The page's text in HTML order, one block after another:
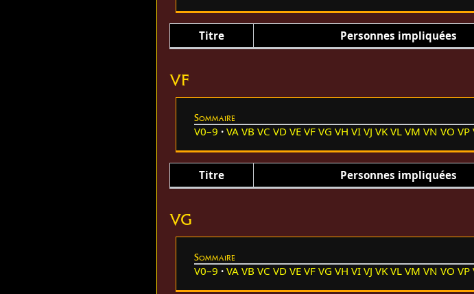
Titre Personnes impliquées
VF
Sommaire
V0–9 VA VB VC VD VE VF VG VH VI VJ VK VL VM VN VO VP
Titre Personnes impliquées
VG
Sommaire
V0–9 VA VB VC VD VE VF VG VH VI VJ VK VL VM VN VO VP